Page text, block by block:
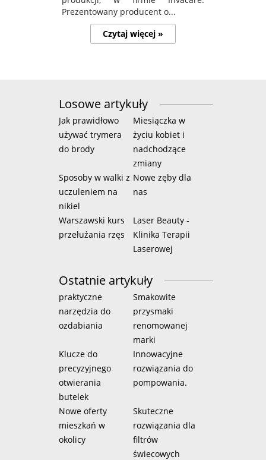
Prezentowany producent o...
Czytaj więcej »
Losowe artykuły
Jak prawidłowo
używać trymera
do brody
Miesiączka w
życiu kobiet i
nadchodzące
zmiany
Sposoby w walki z
uczuleniem na
nikiel
Nowe zęby dla
nas
Warszawski kurs
przełużania rzęs
Laser Beauty -
Klinika Terapii
Laserowej
Ostatnie artykuły
praktyczne
narzędzia do
ozdabiania
Smakowite
przysmaki
renomowanej
marki
Klucze do
precyzyjnego
otwierania
butelek
Innowacyjne
rozwiązania do
pompowania.
Nowe oferty
mieszkań w
okolicy
Skuteczne
rozwiązania dla
filtrów
świecowych